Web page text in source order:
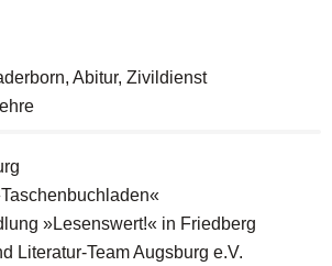
Abitur, Zivildienst
»Lesenswert!« in Friedberg
Literatur-Team Augsburg e.V.